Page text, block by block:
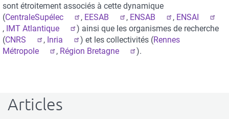
sont étroitement associés à cette dynamique
(CentraleSupélec , EESAB , ENSAB , ENSAI
, IMT Atlantique
) ainsi que les organismes de recherche
(CNRS , Inria ) et les collectivités (Rennes
Métropole
, Région Bretagne ).
Articles